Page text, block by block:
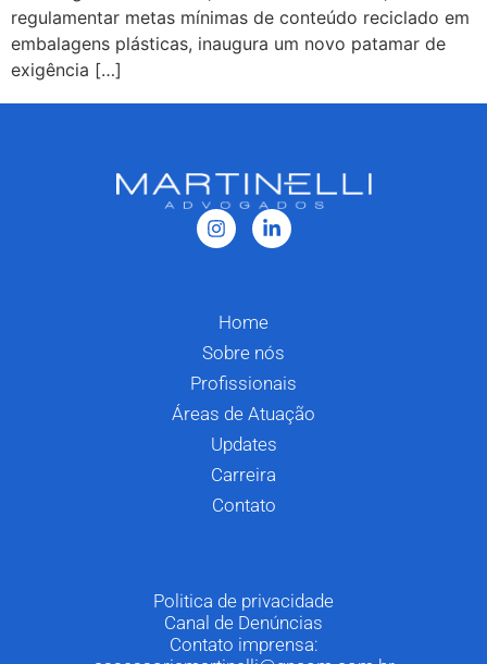
regulamentar metas mínimas de conteúdo reciclado em
embalagens plásticas, inaugura um novo patamar de
exigência […]
Home
Sobre nós
Profissionais
Áreas de Atuação
Updates
Carreira
Contato
Politica de privacidade
Canal de Denúncias
Contato imprensa: